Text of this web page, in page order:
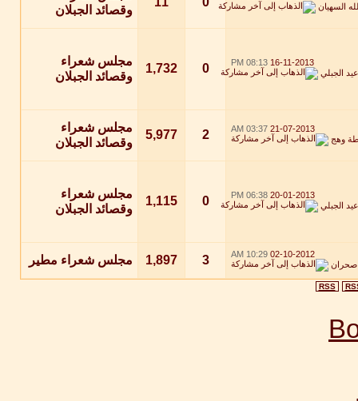
السهيان
وقصائد الجبلان
16-11-2013
08:13 PM
الجبلي
0
1,732
مجلس شعراء
وقصائد الجبلان
21-07-2013
03:37 AM
وهج 2
5,977
مجلس شعراء
وقصائد الجبلان
20-01-2013
06:38 PM
الجبلي
0
1,115
مجلس شعراء
وقصائد الجبلان
02-10-2012
10:29 AM
صحران
3
1,897 مجلس شعراء مطير
RSS